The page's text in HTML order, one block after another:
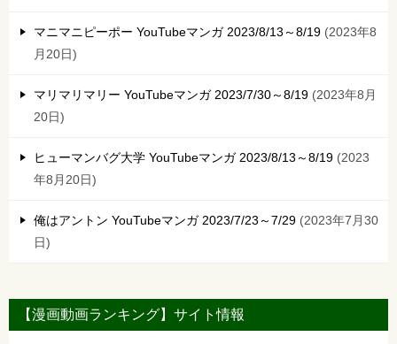
マニマニピーポー YouTubeマンガ 2023/8/13～8/19 2023年8
月20日
マリマリマリー YouTubeマンガ 2023/7/30～8/19 2023年8月
20日
ヒューマンバグ大学 YouTubeマンガ 2023/8/13～8/19 2023
年8月20日
俺はアントン YouTubeマンガ 2023/7/23～7/29 2023年7月30
日
【漫画動画ランキング】サイト情報